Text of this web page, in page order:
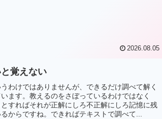
2026.08.05
覚えない
わけではありませんが、できるだけ調べて解く
ます。教えるのをさぼっているわけではなく
すればそれが正解にしろ不正解にしろ記憶に残
からですね。できればテキストで調べて...